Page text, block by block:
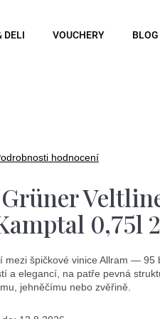
DELI VOUCHERY
hodnocení
0,75l
mezi špičkové vinice Allram —
a elegancí, na patře pevná
jehněčímu nebo zvěřině.